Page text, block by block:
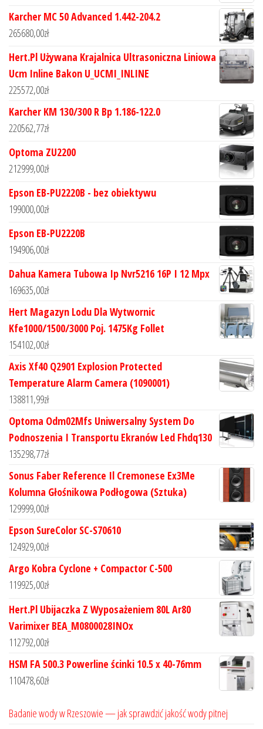
Karcher MC 50 Advanced 1.442-204.2
265680,00zł
Hert.Pl Używana Krajalnica Ultrasoniczna Liniowa
Ucm Inline Bakon U_UCMI_INLINE
225572,00zł
Karcher KM 130/300 R Bp 1.186-122.0
220562,77zł
Optoma ZU2200
212999,00zł
Epson EB-PU2220B - bez obiektywu
199000,00zł
Epson EB-PU2220B
194906,00zł
Dahua Kamera Tubowa Ip Nvr5216 16P I 12 Mpx
169635,00zł
Hert Magazyn Lodu Dla Wytwornic
Kfe1000/1500/3000 Poj. 1475Kg Follet
154102,00zł
Axis Xf40 Q2901 Explosion Protected
Temperature Alarm Camera (1090001)
138811,99zł
Optoma Odm02Mfs Uniwersalny System Do
Podnoszenia I Transportu Ekranów Led Fhdq130
135298,77zł
Sonus Faber Reference Il Cremonese Ex3Me
Kolumna Głośnikowa Podłogowa (Sztuka)
129999,00zł
Epson SureColor SC-S70610
124929,00zł
Argo Kobra Cyclone + Compactor C-500
119925,00zł
Hert.Pl Ubijaczka Z Wyposażeniem 80L Ar80
Varimixer BEA_M0800028INOx
112792,00zł
HSM FA 500.3 Powerline ścinki 10.5 x 40-76mm
110478,60zł
Badanie wody w Rzeszowie — jak sprawdzić jakość wody pitnej